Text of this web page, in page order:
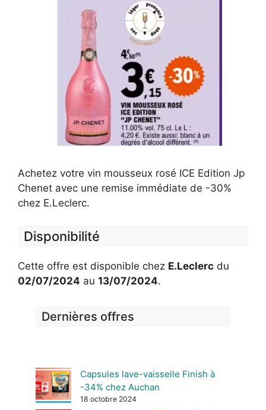
Achetez votre vin mousseux rosé ICE Edition Jp
Chenet avec une remise immédiate de -30%
chez E.Leclerc.
Disponibilité
Cette offre est disponible chez E.Leclerc du
02/07/2024 au 13/07/2024.
Dernières offres
Capsules lave-vaisselle Finish à
-34% chez Auchan
18 octobre 2024